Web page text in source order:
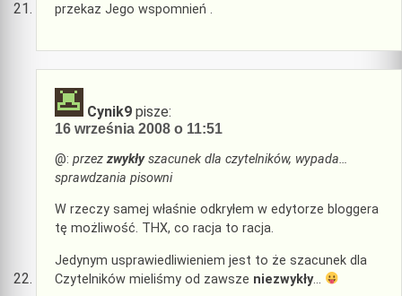
przekaz Jego wspomnień .
Cynik9 pisze:
16 września 2008 o 11:51
@: przezzwykłyszacunek dla czytelników, wypada…
sprawdzania pisowni
W rzeczy samej właśnie odkryłem w edytorze bloggera
tę możliwość. THX, co racja to racja.
Jedynym usprawiedliwieniem jest to że szacunek dla
Czytelników mieliśmy od zawsze niezwykły…